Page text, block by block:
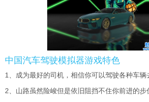
中国汽车驾驶模拟器游戏特色
1、成为最好的司机，相信你可以驾驶各种车辆
2、山路虽然险峻但是依旧阻挡不住你前进的步